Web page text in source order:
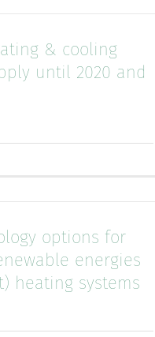
& cooling
until 2020 and
options for
energies
heating systems